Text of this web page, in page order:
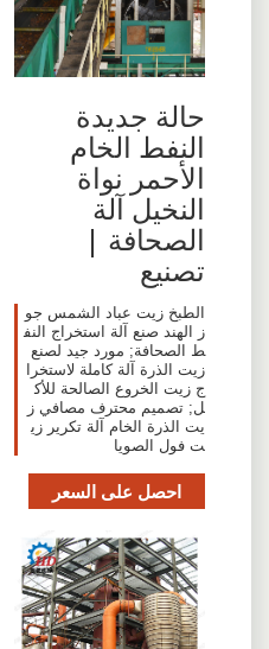
حالة جديدة
النفط الخام
الأحمر نواة
النخيل آلة
الصحافة |
تصنيع
الطبخ زيت عباد الشمس جو
ز الهند صنع آلة استخراج النف
ط الصحافة; مورد جيد لصنع
زيت الذرة آلة كاملة لاستخرا
ج زيت الخروع الصالحة للأك
ل; تصميم محترف مصافي ز
يت الذرة الخام آلة تكرير زي
ت فول الصويا
احصل على السعر